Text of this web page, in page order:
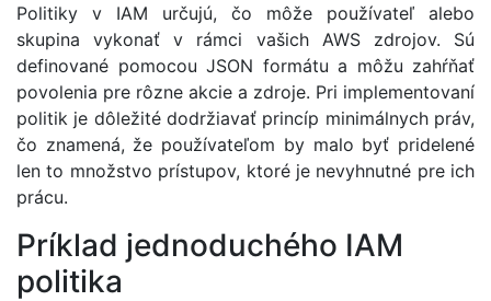
Politiky v IAM určujú, čo môže používateľ alebo
skupina vykonať v rámci vašich AWS zdrojov. Sú
definované pomocou JSON formátu a môžu zahŕňať
povolenia pre rôzne akcie a zdroje. Pri implementovaní
politik je dôležité dodržiavať princíp minimálnych práv,
čo znamená, že používateľom by malo byť pridelené
len to množstvo prístupov, ktoré je nevyhnutné pre ich
prácu.
Príklad jednoduchého IAM
politika